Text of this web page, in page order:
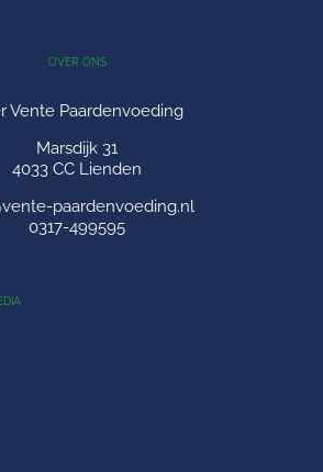
OVER ONS
Vente Paardenvoeding
Marsdijk 31
4033 CC Lienden
paardenvoeding.nl
0317-499595